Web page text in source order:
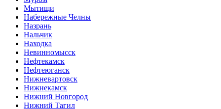
Мытищи
Набережные Челны
Назрань
Нальчик
Находка
Невинномысск
Нефтекамск
Нефтеюганск
Нижневартовск
Нижнекамск
Нижний Новгород
Нижний Тагил